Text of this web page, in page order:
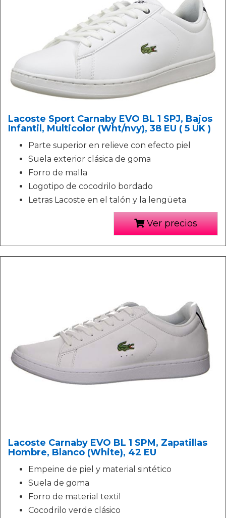
Lacoste Sport Carnaby EVO BL 1 SPJ, Bajos
Infantil, Multicolor (Wht/nvy), 38 EU ( 5 UK )
Parte superior en relieve con efecto piel
Suela exterior clásica de goma
Forro de malla
Logotipo de cocodrilo bordado
Letras Lacoste en el talón y la lengüeta
Ver precios
Lacoste Carnaby EVO BL 1 SPM, Zapatillas
Hombre, Blanco (White), 42 EU
Empeine de piel y material sintético
Suela de goma
Forro de material textil
Cocodrilo verde clásico